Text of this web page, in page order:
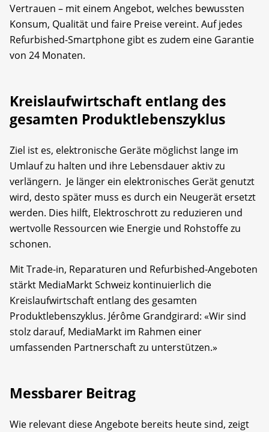
Vertrauen – mit einem Angebot, welches bewussten
Konsum, Qualität und faire Preise vereint. Auf jedes
Refurbished-Smartphone gibt es zudem eine Garantie
von 24 Monaten.
Kreislaufwirtschaft entlang des
gesamten Produktlebenszyklus
Ziel ist es, elektronische Geräte möglichst lange im
Umlauf zu halten und ihre Lebensdauer aktiv zu
verlängern. Je länger ein elektronisches Gerät genutzt
wird, desto später muss es durch ein Neugerät ersetzt
werden. Dies hilft, Elektroschrott zu reduzieren und
wertvolle Ressourcen wie Energie und Rohstoffe zu
schonen.
Mit Trade-in, Reparaturen und Refurbished-Angeboten
stärkt MediaMarkt Schweiz kontinuierlich die
Kreislaufwirtschaft entlang des gesamten
Produktlebenszyklus. Jérôme Grandgirard: «Wir sind
stolz darauf, MediaMarkt im Rahmen einer
umfassenden Partnerschaft zu unterstützen.»
Messbarer Beitrag
Wie relevant diese Angebote bereits heute sind, zeigt